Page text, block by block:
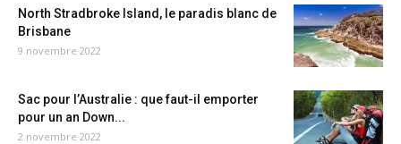
North Stradbroke Island, le paradis blanc de
Brisbane
9 novembre 2022
Sac pour l’Australie : que faut-il emporter
pour un an Down...
2 novembre 2022